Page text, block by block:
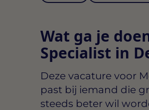
Wat ga je
Specialist in
Deze vacature voor
past bij iemand die
steeds beter wil